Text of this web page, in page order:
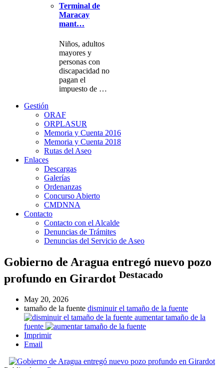
Terminal de
Maracay
mant…
Niños, adultos
mayores y
personas con
discapacidad no
pagan el
impuesto de …
Gestión
ORAF
ORPLASUR
Memoria y Cuenta 2016
Memoria y Cuenta 2018
Rutas del Aseo
Enlaces
Descargas
Galerías
Ordenanzas
Concurso Abierto
CMDNNA
Contacto
Contacto con el Alcalde
Denuncias de Trámites
Denuncias del Servicio de Aseo
Gobierno de Aragua entregó nuevo pozo
profundo en Girardot Destacado
May 20, 2026
tamaño de la fuente disminuir el tamaño de la fuente
aumentar tamaño de la
fuente
Imprimir
Email